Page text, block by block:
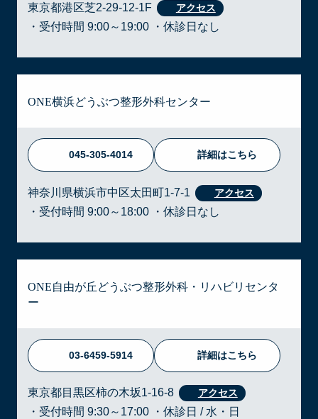
東京都港区芝2-29-12-1F
・受付時間 9:00～19:00 ・休診日なし
ONE横浜どうぶつ整形外科センター
045-305-4014 詳細はこちら
神奈川県横浜市中区太田町1-7-1
・受付時間 9:00～18:00 ・休診日なし
ONE自由が丘どうぶつ整形外科・リハビリセンタ
ー
03-6459-5914 詳細はこちら
東京都目黒区柿の木坂1-16-8
・受付時間 9:30～17:00 ・休診日 / 水・日